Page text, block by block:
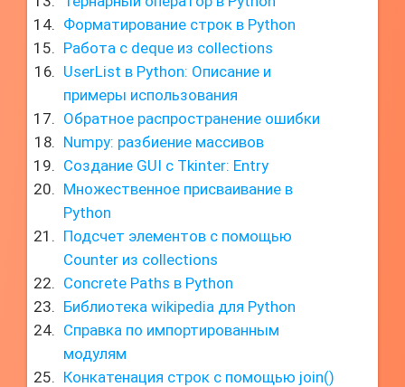
Форматирование строк в Python
Работа с deque из collections
UserList в Python: Описание и
примеры использования
Обратное распространение ошибки
Numpy: разбиение массивов
Создание GUI с Tkinter: Entry
Множественное присваивание в
Python
Подсчет элементов с помощью
Counter из collections
Concrete Paths в Python
Библиотека wikipedia для Python
Справка по импортированным
модулям
Конкатенация строк с помощью join()